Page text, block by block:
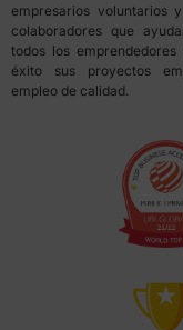
empresarios voluntarios
colaboradores que
todos los
éxito sus proyectos
empleo de calidad.